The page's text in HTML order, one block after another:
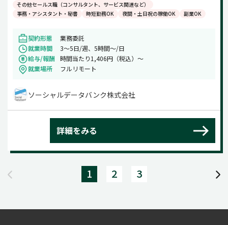
その他セールス職（コンサルタント、サービス関連など）
事務・アシスタント・秘書
時短勤務OK 夜間・土日祝の稼働OK 副業OK
契約形態
業務委託
就業時間
3～5日/週、5時間～/日
給与/報酬 時間当たり1,406円（税込）～
就業場所
フルリモート
ソーシャルデータバンク株式会社
詳細をみる
1 2 3